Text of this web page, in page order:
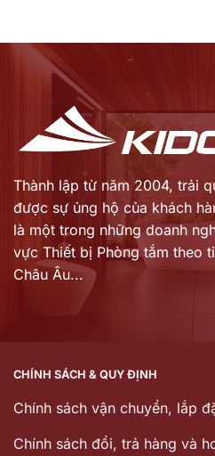
Thành lập từ năm 2004, trải
được sự ủng hộ của khách
là một trong những doanh
vực Thiết bị Phòng tắm theo
Châu Âu...
CHÍNH SÁCH & QUY ĐỊNH
Chính sách vận chuyển, lắp
Chính sách đổi, trả hàng và